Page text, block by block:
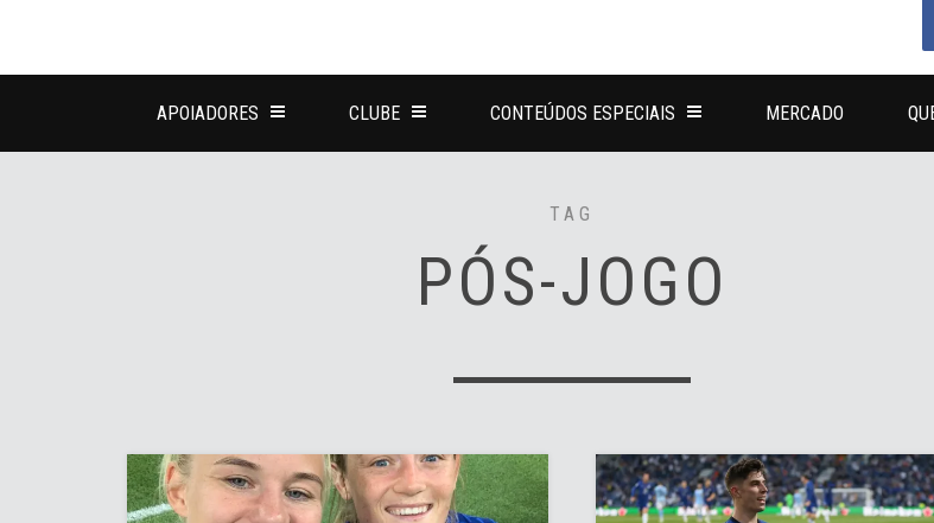
APOIADORES CLUBE CONTEÚDOS ESPECIAIS MERCADO
TAG
PÓS-JOGO